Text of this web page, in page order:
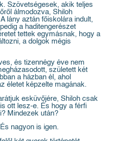
Szövetségesek, akik teljes
álmodozva, Shiloh
lány aztán főiskolára indult,
a haditengerészet
tettek egymásnak, hogy a
a dolgok mégis
és tizennégy éve nem
született két
a házban él, ahol
életet képzelte magának.
esküvőjére, Shiloh csak
ott lesz-e. És hogy a férfi
Mindezek után?
nagyon is igen.